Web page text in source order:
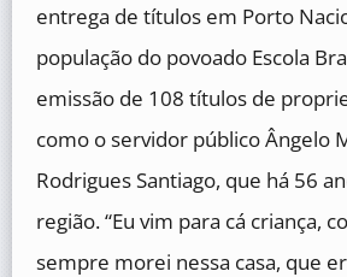
entrega de títulos em Porto
população do povoado Escola
emissão de 108 títulos de
como o servidor público Ângelo
Rodrigues Santiago, que há 56
região. “Eu vim para cá criança,
sempre morei nessa casa, que